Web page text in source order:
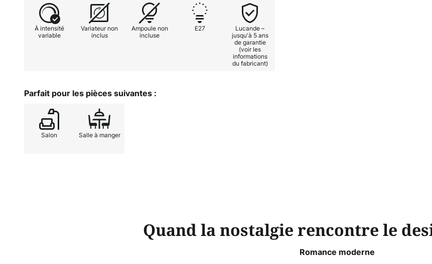
d'ameublement modernes et attire tous les regards dans
n'importe quel environnement.
Grâce à la possibilité de contrôler la lampe à l'aide d'un variateur
d'intensité externe, l'intensité lumineuse peut être réglée
individuellement. Que ce soit pour passer des moments agréables
offre à la fois flexibilité et fonctionnalité. Un objet design qui
séduit non seulement par son aspect, mais aussi par sa
polyvalence.
À intensité
variable
Variateur non
inclus
Ampoule non
incluse
E27
Lucande –
jusqu'à 5 ans
de garantie
(voir les
informations
du fabricant)
Parfait pour les pièces suivantes :
Salon Salle à manger
Quand la nostalgie rencontre le
Romance moderne